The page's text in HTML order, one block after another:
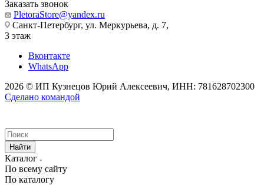
Заказать звонок
PletoraStore@yandex.ru
Санкт-Петербург, ул. Меркурьева, д. 7,
3 этаж
Вконтакте
WhatsApp
2026 © ИП Кузнецов Юрий Алексеевич, ИНН: 781628702300
Сделано командой
Найти
Каталог
По всему сайту
По каталогу